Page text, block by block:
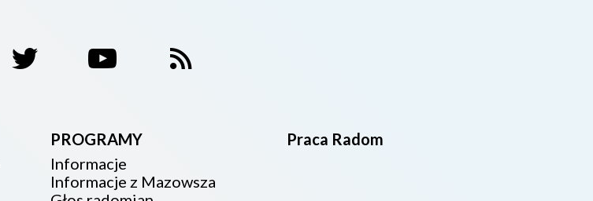
PROGRAMY
Informacje
Informacje z Mazowsza
Praca Radom